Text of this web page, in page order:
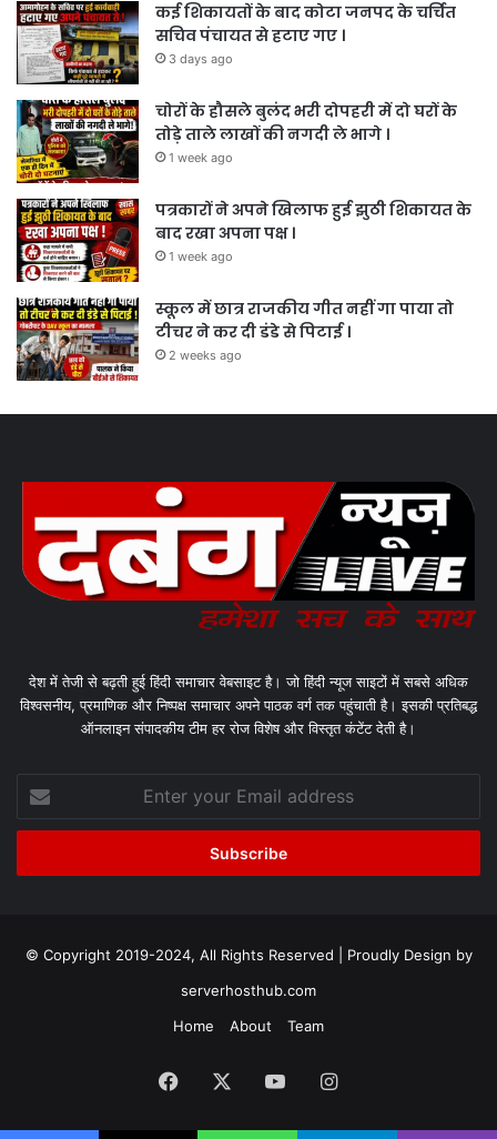
कई शिकायतों के बाद कोटा जनपद के चर्चित
सचिव पंचायत से हटाए गए ।
3 days ago
चोरों के हौसले बुलंद भरी दोपहरी में दो घरों के
तोड़े ताले लाखों की नगदी ले भागे ।
1 week ago
पत्रकारों ने अपने खिलाफ हुई झुठी शिकायत के
बाद रखा अपना पक्ष ।
1 week ago
स्कूल में छात्र राजकीय गीत नहीं गा पाया तो
टीचर ने कर दी डंडे से पिटाई ।
2 weeks ago
देश में तेजी से बढ़ती हुई हिंदी समाचार वेबसाइट है। जो हिंदी न्यूज साइटों में सबसे अधिक
विश्वसनीय, प्रमाणिक और निष्पक्ष समाचार अपने पाठक वर्ग तक पहुंचाती है। इसकी प्रतिबद्ध
ऑनलाइन संपादकीय टीम हर रोज विशेष और विस्तृत कंटेंट देती है।
your
Email
© Copyright 2019-2024, All Rights Reserved | Proudly Design by
serverhosthub.com
Home
About Team
Facebook YouTubeInstagram